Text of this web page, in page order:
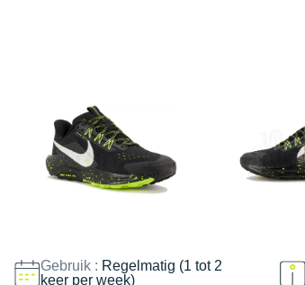
Gebruik : Regelmatig (1 tot 2
keer per week)